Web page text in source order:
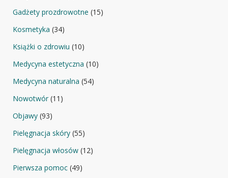
Gadżety prozdrowotne (15)
Kosmetyka (34)
Książki o zdrowiu (10)
Medycyna estetyczna (10)
Medycyna naturalna (54)
Nowotwór(11)
Objawy (93)
Pielęgnacja skóry (55)
Pielęgnacja włosów (12)
Pierwsza pomoc (49)